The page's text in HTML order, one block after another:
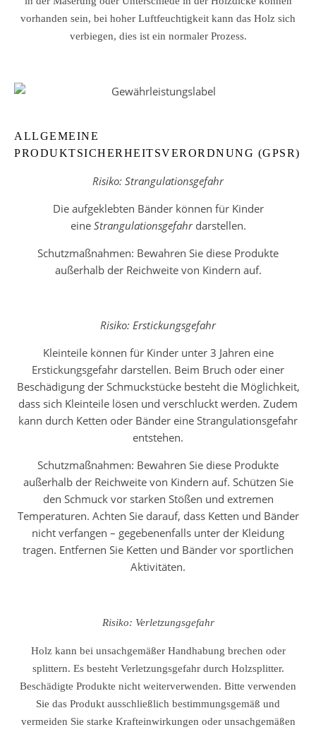
vorhanden sein, bei hoher Luftfeuchtigkeit kann das Holz sich
verbiegen, dies ist ein normaler Prozess.
ALLGEMEINE
PRODUKTSICHERHEITSVERORDNUNG (GPSR)
Risiko: Strangulationsgefahr
Die aufgeklebten Bänder können für Kinder
eine Strangulationsgefahrdarstellen.
Schutzmaßnahmen: Bewahren Sie diese Produkte
außerhalb der Reichweite von Kindern auf.
Risiko: Erstickungsgefahr
Kleinteile können für Kinder unter 3 Jahren eine
Erstickungsgefahr darstellen. Beim Bruch oder einer
Beschädigung der Schmuckstücke besteht die Möglichkeit,
dass sich Kleinteile lösen und verschluckt werden. Zudem
kann durch Ketten oder Bänder eine Strangulationsgefahr
entstehen.
Schutzmaßnahmen: Bewahren Sie diese Produkte
außerhalb der Reichweite von Kindern auf. Schützen Sie
den Schmuck vor starken Stößen und extremen
Temperaturen. Achten Sie darauf, dass Ketten und Bänder
nicht verfangen – gegebenenfalls unter der Kleidung
tragen. Entfernen Sie Ketten und Bänder vor sportlichen
Aktivitäten.
Risiko: Verletzungsgefahr
Holz kann bei unsachgemäßer Handhabung brechen oder
splittern. Es besteht Verletzungsgefahr durch Holzsplitter.
Beschädigte Produkte nicht weiterverwenden. Bitte verwenden
Sie das Produkt ausschließlich bestimmungsgemäß und
vermeiden Sie starke Krafteinwirkungen oder unsachgemäßen